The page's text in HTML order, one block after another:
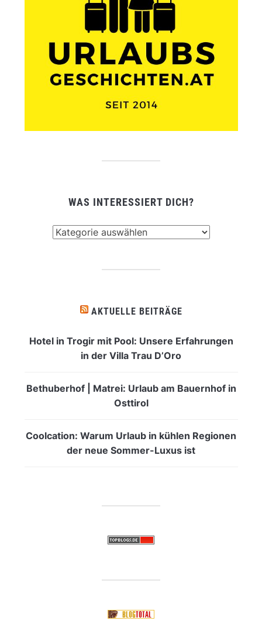
WAS INTERESSIERT DICH?
AKTUELLE BEITRÄGE
Hotel in Trogir mit Pool: Unsere Erfahrungen
in der Villa Trau D’Oro
Bethuberhof | Matrei: Urlaub am Bauernhof in
Osttirol
Coolcation: Warum Urlaub in kühlen Regionen
der neue Sommer-Luxus ist